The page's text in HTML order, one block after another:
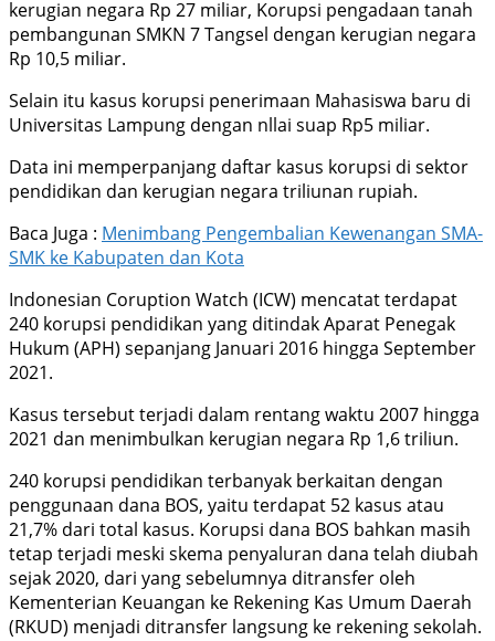
kerugian negara Rp 27 miliar, Korupsi pengadaan tanah
pembangunan SMKN 7 Tangsel dengan kerugian negara
Rp 10,5 miliar.
Selain itu kasus korupsi penerimaan Mahasiswa baru di
Universitas Lampung dengan nllai suap Rp5 miliar.
Data ini memperpanjang daftar kasus korupsi di sektor
pendidikan dan kerugian negara triliunan rupiah.
Baca Juga : Menimbang Pengembalian Kewenangan SMA-
SMK ke Kabupaten dan Kota
Indonesian Coruption Watch (ICW) mencatat terdapat
240 korupsi pendidikan yang ditindak Aparat Penegak
Hukum (APH) sepanjang Januari 2016 hingga September
2021.
Kasus tersebut terjadi dalam rentang waktu 2007 hingga
2021 dan menimbulkan kerugian negara Rp 1,6 triliun.
240 korupsi pendidikan terbanyak berkaitan dengan
penggunaan dana BOS, yaitu terdapat 52 kasus atau
21,7% dari total kasus. Korupsi dana BOS bahkan masih
tetap terjadi meski skema penyaluran dana telah diubah
sejak 2020, dari yang sebelumnya ditransfer oleh
Kementerian Keuangan ke Rekening Kas Umum Daerah
(RKUD) menjadi ditransfer langsung ke rekening sekolah.